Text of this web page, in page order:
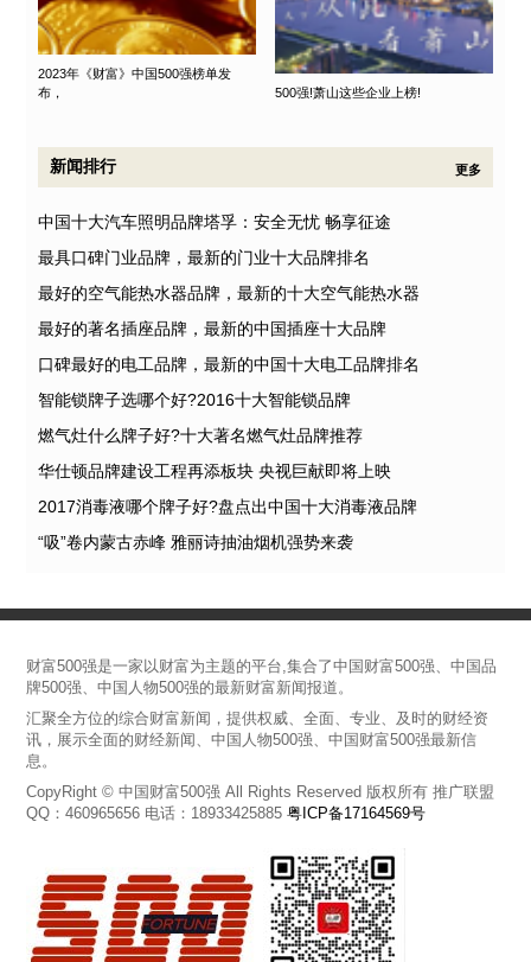
2023年《财富》中国500强榜单发
布，
500强!萧山这些企业上榜!
新闻排行 更多
中国十大汽车照明品牌塔孚：安全无忧 畅享征途
最具口碑门业品牌，最新的门业十大品牌排名
最好的空气能热水器品牌，最新的十大空气能热水器
最好的著名插座品牌，最新的中国插座十大品牌
口碑最好的电工品牌，最新的中国十大电工品牌排名
智能锁牌子选哪个好?2016十大智能锁品牌
燃气灶什么牌子好?十大著名燃气灶品牌推荐
华仕顿品牌建设工程再添板块 央视巨献即将上映
2017消毒液哪个牌子好?盘点出中国十大消毒液品牌
“吸”卷内蒙古赤峰 雅丽诗抽油烟机强势来袭
财富500强是一家以财富为主题的平台,集合了中国财富500强、中国品
牌500强、中国人物500强的最新财富新闻报道。
汇聚全方位的综合财富新闻，提供权威、全面、专业、及时的财经资
讯，展示全面的财经新闻、中国人物500强、中国财富500强最新信
息。
CopyRight © 中国财富500强 All Rights Reserved 版权所有 推广联盟
QQ：460965656 电话：18933425885粤ICP备17164569号